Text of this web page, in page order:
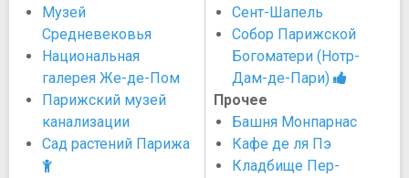
Музей
Средневековья
Национальная
галерея Же-де-Пом
Парижский музей
канализации
Сад растений Парижа
Сент-Шапель
Собор Парижской
Богоматери (Нотр-
Дам-де-Пари)
Прочее
Башня Монпарнас
Кафе де ля Пэ
Кладбище Пер-